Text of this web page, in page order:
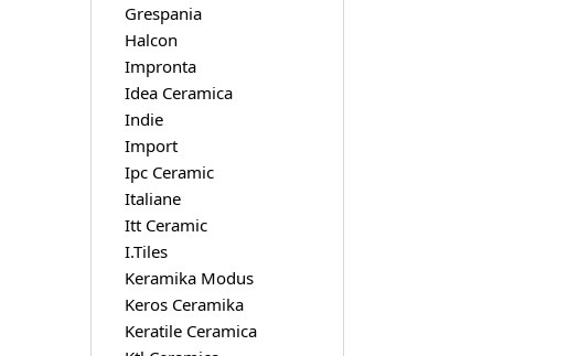
Grespania
Halcon
Impronta
Idea Ceramica
Indie
Import
Ipc Ceramic
Italiane
Itt Ceramic
I.Tiles
Keramika Modus
Keros Ceramika
Keratile Ceramica